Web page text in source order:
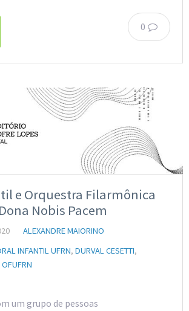
0
e Orquestra Filarmônica
Nobis Pacem
ALEXANDRE MAIORINO
INFANTIL UFRN, DURVAL CESETTI,
OFUFRN
um grupo de pessoas